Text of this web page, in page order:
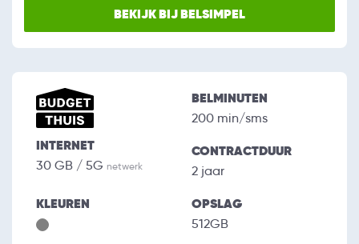
BEKIJK BIJ BELSIMPEL
INTERNET
30 GB / 5G netwerk
BELMINUTEN
200 min/sms
CONTRACTDUUR
2 jaar
KLEUREN OPSLAG
512GB